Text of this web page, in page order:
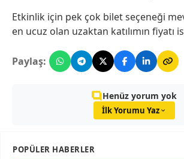
Etkinlik için pek çok bilet seçeneği
en ucuz olan uzaktan katılımın fiyatı
Paylaş:
Henüz yorum yok
İlk Yorumu Yaz
POPÜLER HABERLER